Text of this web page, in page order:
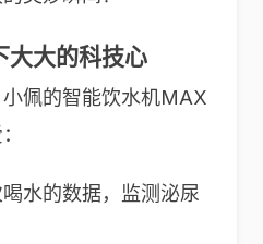
大大的科技心
佩的智能饮水机MAX
水的数据，监测泌尿